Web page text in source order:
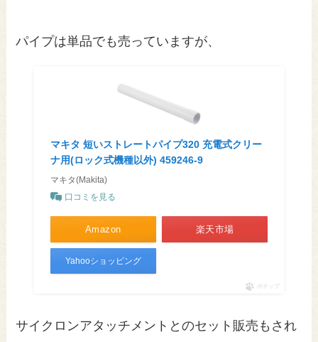
パイプは単品でも売っていますが、
マキタ 短いストレートパイプ320 充電式クリー
ナ用(ロック式機種以外) 459246-9
マキタ(Makita)
口コミを見る
Amazon 楽天市場
Yahooショッピング
ポチップ
サイクロンアタッチメントとのセット販売もされ